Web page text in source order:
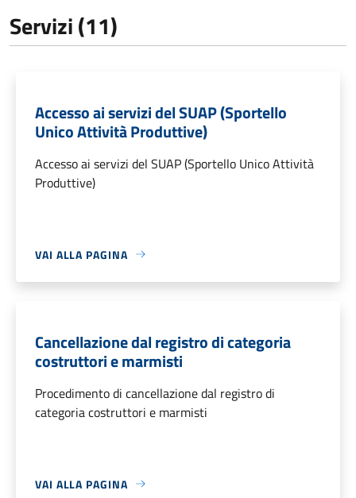
Servizi (11)
Accesso ai servizi del SUAP (Sportello
Unico Attività Produttive)
Accesso ai servizi del SUAP (Sportello Unico Attività
Produttive)
VAI ALLA PAGINA
Cancellazione dal registro di categoria
costruttori e marmisti
Procedimento di cancellazione dal registro di
categoria costruttori e marmisti
VAI ALLA PAGINA